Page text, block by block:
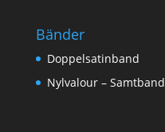
Bänder
Doppelsatinband
Nylvalour – Samtband